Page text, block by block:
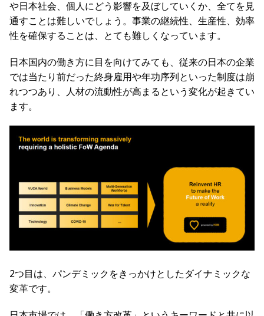
や日本社会、個人にどう影響を及ぼしていくか、全てを見
通すことは難しいでしょう。事業の継続性、生産性、効率
性を確保することは、とても難しくなっています。
日本国内の働き方に目を向けてみても、従来の日本の企業
では当たり前だった終身雇用や年功序列といった制度は崩
れつつあり、人材の流動性が高まるという変化が起きてい
ます。
2つ目は、パンデミックをきっかけとしたダイナミックな
変革です。